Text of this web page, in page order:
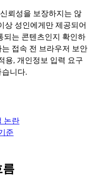
뢰성을 보장하지는 않
상 성인에게만 제공되어
되는 콘텐츠인지 확인하
접속 전 브라우저 보안
용, 개인정보 입력 요구
니다.
논란
준
름